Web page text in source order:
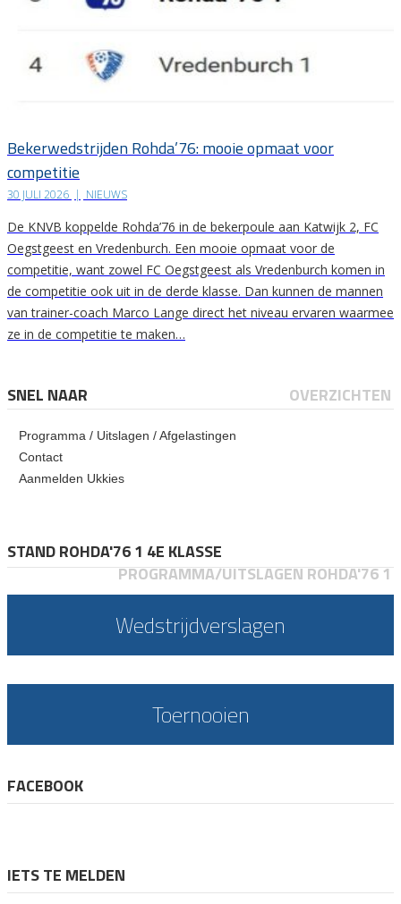
Bekerwedstrijden Rohda’76: mooie opmaat voor
competitie
30 JULI 2026 | NIEUWS
De KNVB koppelde Rohda’76 in de bekerpoule aan Katwijk 2, FC
Oegstgeest en Vredenburch. Een mooie opmaat voor de
competitie, want zowel FC Oegstgeest als Vredenburch komen in
de competitie ook uit in de derde klasse. Dan kunnen de mannen
van trainer-coach Marco Lange direct het niveau ervaren waarmee
ze in de competitie te maken…
SNEL NAAR OVERZICHTEN
Programma / Uitslagen / Afgelastingen
Contact
Aanmelden Ukkies
STAND ROHDA'76 1 4E KLASSE
PROGRAMMA/UITSLAGEN ROHDA'76 1
Wedstrijdverslagen
Toernooien
FACEBOOK
IETS TE MELDEN